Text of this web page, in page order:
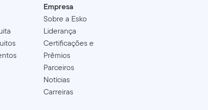
Empresa
Sobre a Esko
Liderança
Certificações e
Prêmios
Parceiros
Notícias
Carreiras